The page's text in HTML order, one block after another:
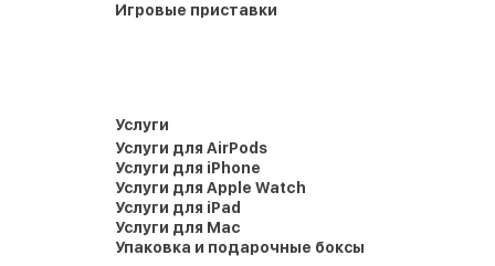
Игровые приставки
Услуги
Услуги для AirPods
Услуги для iPhone
Услуги для Apple Watch
Услуги для iPad
Услуги для Mac
Упаковка и подарочные боксы